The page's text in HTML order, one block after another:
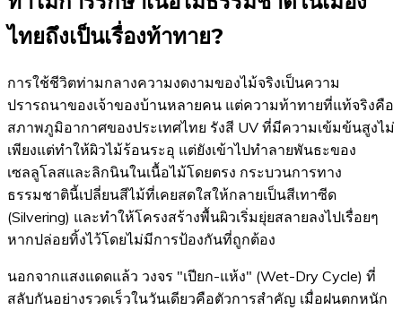
ไทยถึงเป็นเรื่องท้าทาย?
การใช้ชีวิตท่ามกลางความงดงามของไม้จริงเป็นความ
ปรารถนาของเจ้าของบ้านหลายคน แต่ความท้าทายที่แท้จริงคือ
สภาพภูมิอากาศของประเทศไทย รังสี UV ที่มีความเข้มข้นสูงไม่
เพียงแต่ทำให้ผิวไม้ร้อนระอุ แต่ยังเข้าไปทำลายพันธะของ
เซลลูโลสและลิกนินในเนื้อไม้โดยตรง กระบวนการทาง
ธรรมชาตินี้เปลี่ยนสีไม้ที่เคยสดใสให้กลายเป็นสีเทาซีด
(Silvering) และทำให้โครงสร้างพื้นผิวเริ่มยุ่ยสลายลงไปเรื่อยๆ
หากปล่อยทิ้งไว้โดยไม่มีการป้องกันที่ถูกต้อง
นอกจากแสงแดดแล้ว วงจร "เปียก-แห้ง" (Wet-Dry Cycle) ที่
สลับกันอย่างรวดเร็วในวันเดียวคือตัวการสำคัญ เมื่อฝนตกหนัก